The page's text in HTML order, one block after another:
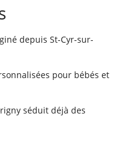
depuis St-Cyr-sur-
pour bébés et
séduit déjà des